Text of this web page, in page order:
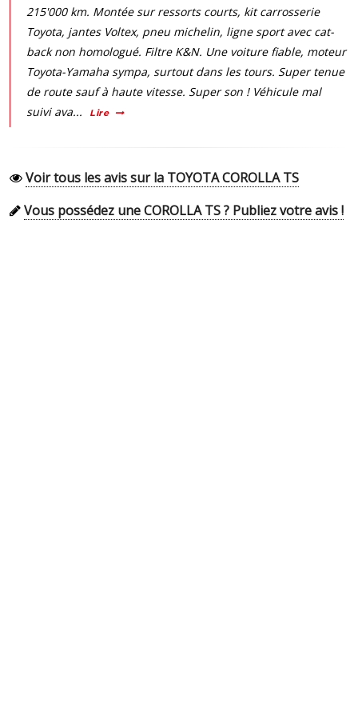
215'000 km. Montée sur ressorts courts, kit carrosserie
Toyota, jantes Voltex, pneu michelin, ligne sport avec cat-
back non homologué. Filtre K&N. Une voiture fiable, moteur
Toyota-Yamaha sympa, surtout dans les tours. Super tenue
de route sauf à haute vitesse. Super son ! Véhicule mal
suivi ava...
Lire
Voir tous les avis sur la TOYOTA COROLLA TS
Vous possédez une COROLLA TS ? Publiez votre avis !